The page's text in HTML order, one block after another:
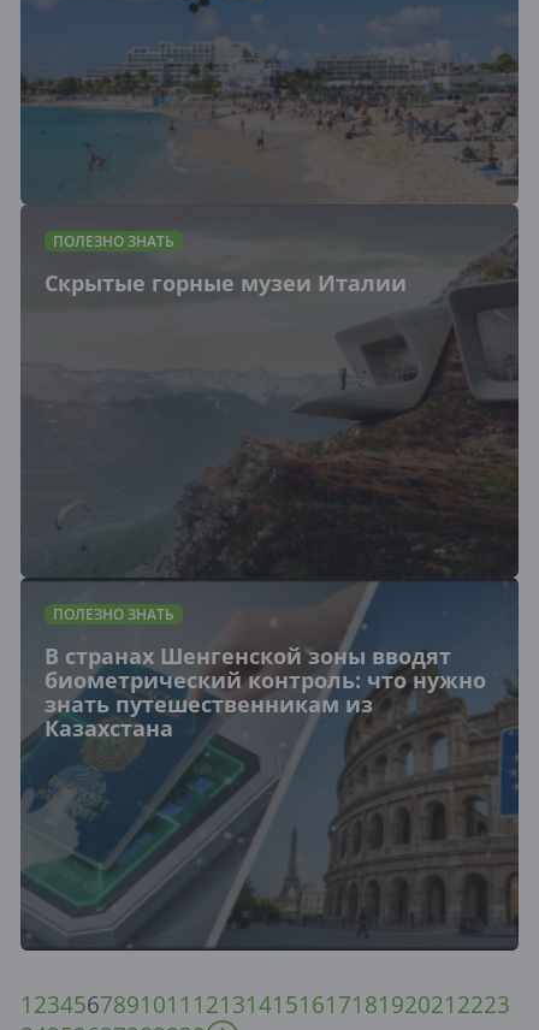
ПОЛЕЗНО ЗНАТЬ
Скрытые горные музеи Италии
ПОЛЕЗНО ЗНАТЬ
В странах Шенгенской зоны вводят
биометрический контроль: что нужно
знать путешественникам из
Казахстана
1234567891011 121314151617181920212223